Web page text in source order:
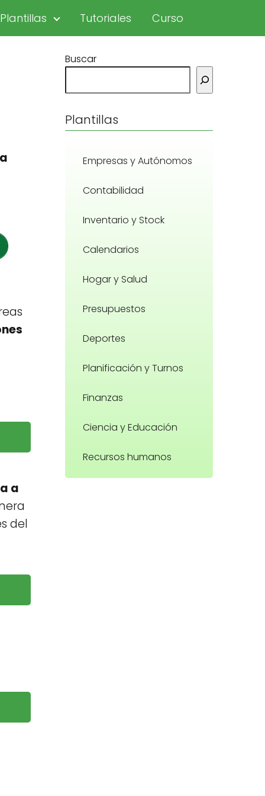
Plantillas Tutoriales Curso
a
del
Buscar
Plantillas
Empresas y Autónomos
Contabilidad
Inventario y Stock
Calendarios
Hogar y Salud
Presupuestos
Deportes
Planificación y Turnos
Finanzas
Ciencia y Educación
Recursos humanos